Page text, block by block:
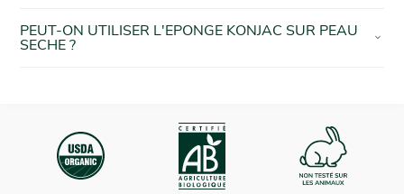
PEUT-ON UTILISER L'EPONGE KONJAC SUR PEAU
SECHE ?